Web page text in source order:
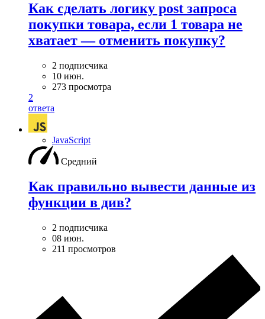
Как сделать логику post запроса
покупки товара, если 1 товара не
хватает — отменить покупку?
2 подписчика
10 июн.
273 просмотра
2
ответа
JavaScript
Средний
Как правильно вывести данные из
функции в див?
2 подписчика
08 июн.
211 просмотров